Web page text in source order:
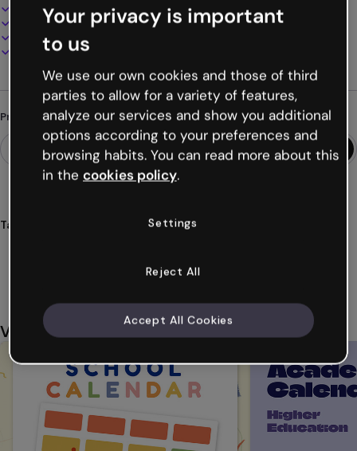
100% personalizável
Adicione áudio, vídeo e multimídia
Apresente, compartilhe ou publique online
Baixe em PDF, MP4 e outros formatos
Procurando algo diferente?
Tags
Você também pode gostar
Your privacy is important
to us
We use our own cookies and those of third
parties to allow for a variety of features,
analyze our services and show you additional
options according to your preferences and
browsing habits. You can read more about this
in the cookies policy.
Settings
Reject All
Accept All Cookies